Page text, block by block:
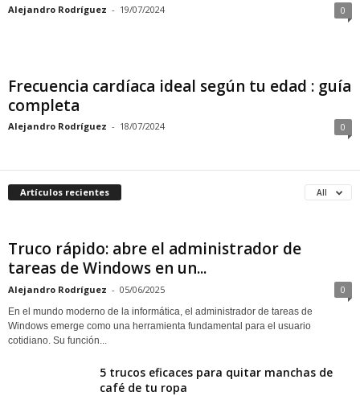
Alejandro Rodríguez - 19/07/2024 0
Frecuencia cardíaca ideal según tu edad : guía
completa
Alejandro Rodríguez - 18/07/2024 0
Artículos recientes All
Truco rápido: abre el administrador de
tareas de Windows en un...
Alejandro Rodríguez - 05/06/2025 0
En el mundo moderno de la informática, el administrador de tareas de
Windows emerge como una herramienta fundamental para el usuario
cotidiano. Su función...
5 trucos eficaces para quitar manchas de
café de tu ropa